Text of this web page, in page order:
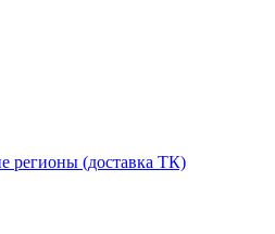
регионы (доставка ТК)